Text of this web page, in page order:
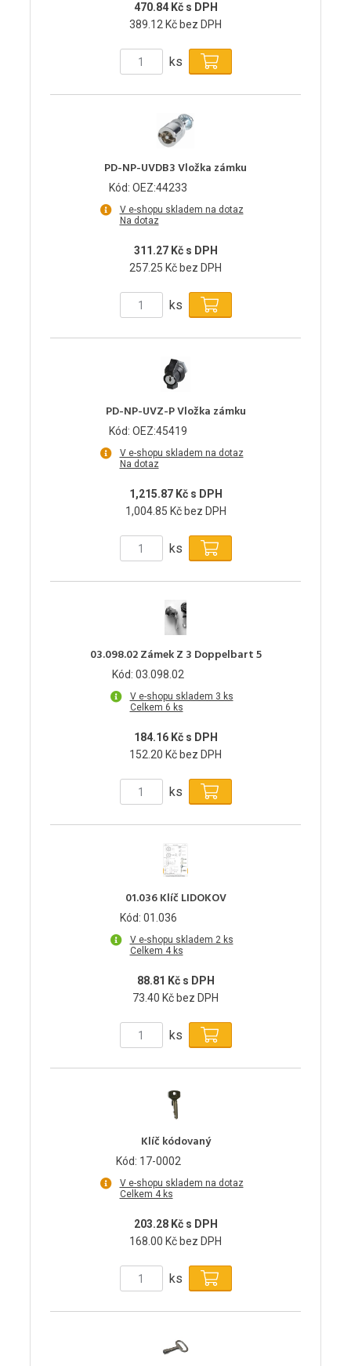
470.84 Kč s DPH
389.12 Kč bez DPH
ks
PD-NP-UVDB3 Vložka zámku
Kód: OEZ:44233
V e-shopu skladem na dotaz
Na dotaz
311.27 Kč s DPH
257.25 Kč bez DPH
ks
PD-NP-UVZ-P Vložka zámku
Kód: OEZ:45419
V e-shopu skladem na dotaz
Na dotaz
1,215.87 Kč s DPH
1,004.85 Kč bez DPH
ks
03.098.02 Zámek Z 3 Doppelbart 5
Kód: 03.098.02
V e-shopu skladem 3 ks
Celkem 6 ks
184.16 Kč s DPH
152.20 Kč bez DPH
ks
01.036 Klíč LIDOKOV
Kód: 01.036
V e-shopu skladem 2 ks
Celkem 4 ks
88.81 Kč s DPH
73.40 Kč bez DPH
ks
Klíč kódovaný
Kód: 17-0002
V e-shopu skladem na dotaz
Celkem 4 ks
203.28 Kč s DPH
168.00 Kč bez DPH
ks